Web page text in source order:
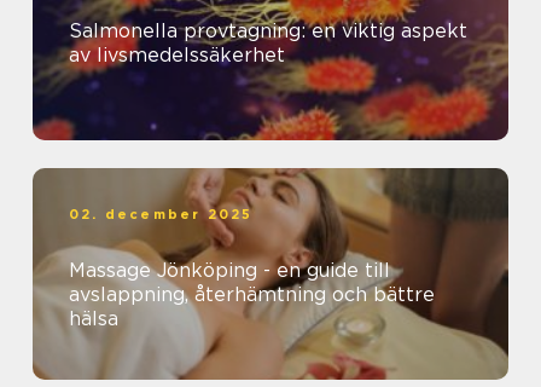
Salmonella provtagning: en viktig aspekt
av livsmedelssäkerhet
02. december 2025
Massage Jönköping - en guide till
avslappning, återhämtning och bättre
hälsa